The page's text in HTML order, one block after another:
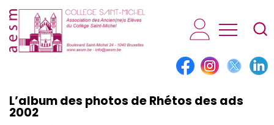
AESM...
L’album des photos de Rhétos des ads
2002